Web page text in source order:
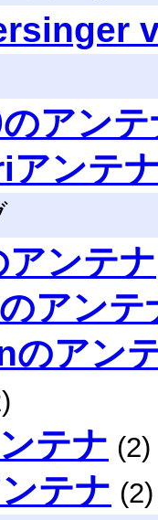
アンテ
ンテ
ンテナ
アンテ
アン
テナ (2)
テナ (2)